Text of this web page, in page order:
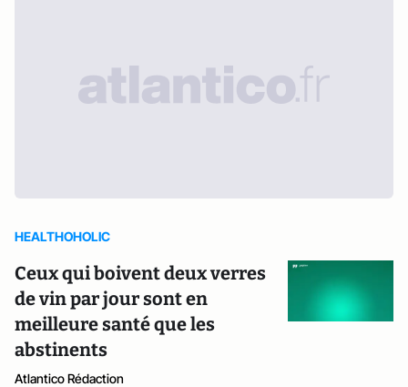
HEALTHOHOLIC
Ceux qui boivent deux verres
de vin par jour sont en
meilleure santé que les
abstinents
Atlantico Rédaction